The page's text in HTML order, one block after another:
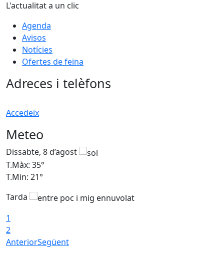
L'actualitat a un clic
Agenda
Avisos
Notícies
Ofertes de feina
Adreces i telèfons
Accedeix
Meteo
Dissabte, 8 d’agost
T.Màx: 35°
T.Min: 21°
Tarda
1
2
AnteriorSegüent